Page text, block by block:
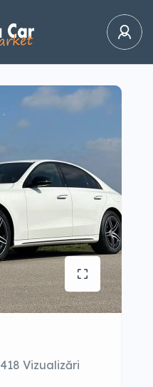
418 Vizualizări